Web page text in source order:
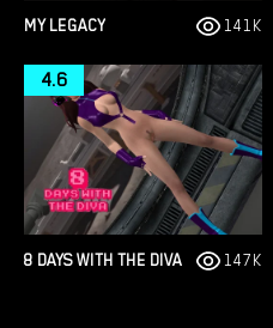
MY LEGACY 141K
8 DAYS WITH THE DIVA
4.6
147K